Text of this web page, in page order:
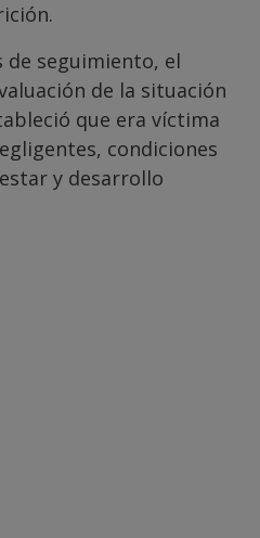
de seguimiento, el
de la situación
que era víctima
condiciones
y desarrollo